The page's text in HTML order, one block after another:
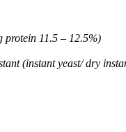
11.5 – 12.5%)
(instant yeast/ dry